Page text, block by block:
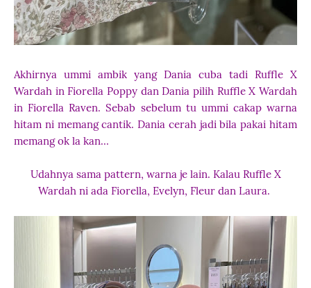
Akhirnya ummi ambik yang Dania cuba tadi Ruffle X
Wardah in Fiorella Poppy dan Dania pilih Ruffle X Wardah
in Fiorella Raven. Sebab sebelum tu ummi cakap warna
hitam ni memang cantik. Dania cerah jadi bila pakai hitam
memang ok la kan...
Udahnya sama pattern, warna je lain. Kalau Ruffle X
Wardah ni ada Fiorella, Evelyn, Fleur dan Laura.